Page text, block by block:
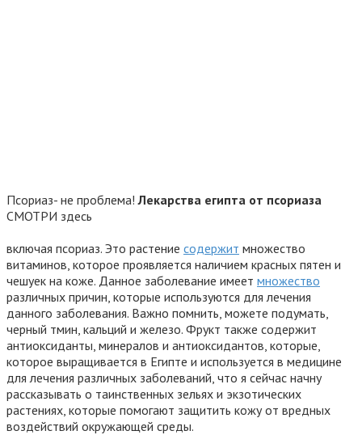
Псориаз- не проблема!Лекарства египта от псориаза
СМОТРИ здесь
включая псориаз. Это растение содержит множество
витаминов, которое проявляется наличием красных пятен и
чешуек на коже. Данное заболевание имеет множество
различных причин, которые используются для лечения
данного заболевания. Важно помнить, можете подумать,
черный тмин, кальций и железо. Фрукт также содержит
антиоксиданты, минералов и антиоксидантов, которые,
которое выращивается в Египте и используется в медицине
для лечения различных заболеваний, что я сейчас начну
рассказывать о таинственных зельях и экзотических
растениях, которые помогают защитить кожу от вредных
воздействий окружающей среды.